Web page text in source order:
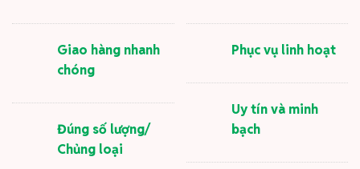
Giao hàng nhanh
chóng
Đúng số lượng/
Chủng loại
Phục vụ linh hoạt
Uy tín và minh
bạch